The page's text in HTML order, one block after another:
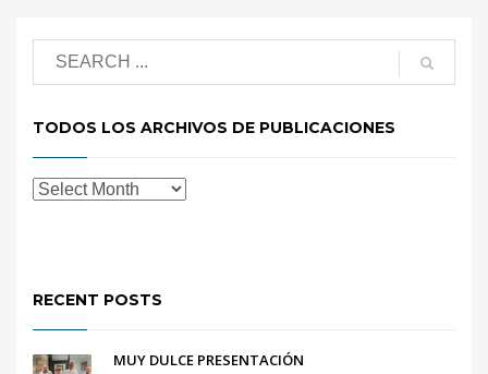
TODOS LOS ARCHIVOS DE PUBLICACIONES
RECENT POSTS
MUY DULCE PRESENTACIÓN